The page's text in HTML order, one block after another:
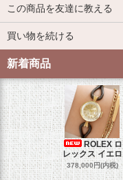
この商品を友達に教える
買い物を続ける
新着商品
ROLEX ロ
レックス イエロ
378,000円(内税)